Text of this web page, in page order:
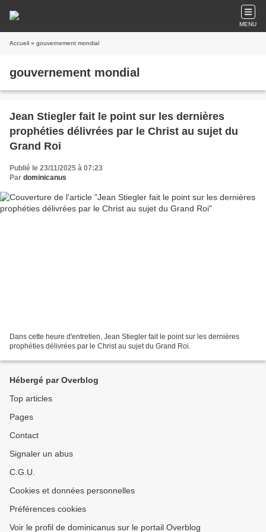
MENU
Accueil » gouvernement mondial
gouvernement mondial
Jean Stiegler fait le point sur les dernières
prophéties délivrées par le Christ au sujet du
Grand Roi
Publié le 23/11/2025 à 07:23
Par dominicanus
Dans cette heure d'entretien, Jean Stiegler fait le point sur les dernières
prophéties délivrées par le Christ au sujet du Grand Roi.
Hébergé par Overblog
Top articles
Pages
Contact
Signaler un abus
C.G.U.
Cookies et données personnelles
Préférences cookies
Voir le profil de dominicanus sur le portail Overblog